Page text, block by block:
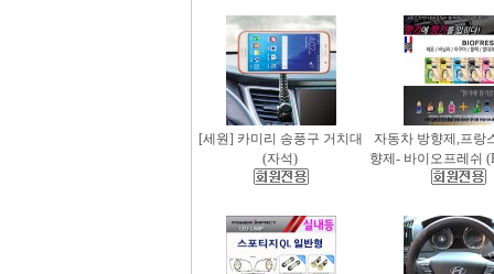
[세원] 카미리 송풍구 거치대
(자석)
자동차 방향제,프랑
향제- 바이오프레쉬